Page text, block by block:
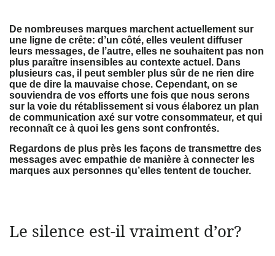
De nombreuses marques marchent actuellement sur
une ligne de crête: d’un côté, elles veulent diffuser
leurs messages, de l’autre, elles ne souhaitent pas non
plus paraître insensibles au contexte actuel. Dans
plusieurs cas, il peut sembler plus sûr de ne rien dire
que de dire la mauvaise chose. Cependant, on se
souviendra de vos efforts une fois que nous serons
sur la voie du rétablissement si vous élaborez un plan
de communication axé sur votre consommateur, et qui
reconnaît ce à quoi les gens sont confrontés.
Regardons de plus près les façons de transmettre des
messages avec empathie de manière à connecter les
marques aux personnes qu’elles tentent de toucher.
Le silence est-il vraiment d’or?